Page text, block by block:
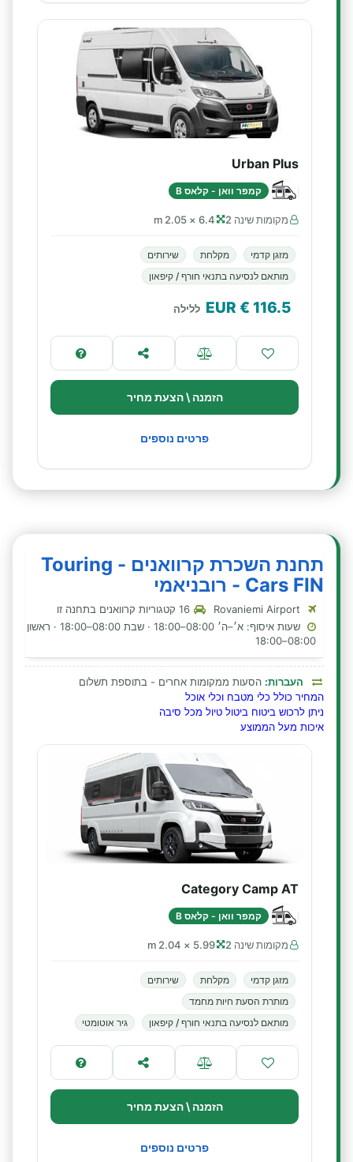
Urban Plus
קמפר וואן - קלאס B
מקומות שינה 2 6.4 × 2.05 m
מזגן קדמי מקלחת
שירותים
מותאם לנסיעה בתנאי חורף / קיפאון
116.5
€ EUR ללילה
הזמנה \ הצעת מחיר
פרטים נוספים
תחנת השכרת קרוואנים - Touring
Cars FIN - רובניאמי
שעות איסוף: א׳–ה׳ 08:00–18:00 · שבת 08:00–18:00 · ראשון
08:00–18:00
העברות: הסעות ממקומות אחרים - בתוספת תשלום
המחיר כולל כלי מטבח וכלי אוכל
ניתן לרכוש ביטוח ביטול טיול מכל סיבה
איכות מעל הממוצע
Category Camp AT
קמפר וואן - קלאס B
מקומות שינה 2 5.99 × 2.04 m
מזגן קדמי מקלחת
שירותים
מותרת הסעת חיות מחמד
מותאם לנסיעה בתנאי חורף / קיפאון
גיר אוטומטי
הזמנה \ הצעת מחיר
פרטים נוספים